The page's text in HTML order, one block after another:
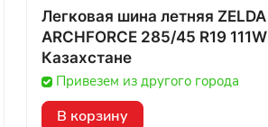
Легковая шина летняя ZELDA
ARCHFORCE 285/45 R19 111W в
Казахстане
Привезем из другого города
В корзину